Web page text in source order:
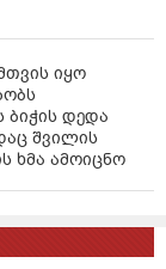
იყო
დედა
შვილის
ხმა ამოიცნო